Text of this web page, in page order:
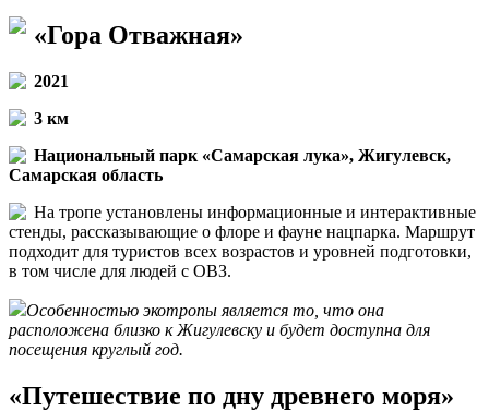
«Гора Отважная»
2021
3 км
Национальный парк «Самарская лука», Жигулевск,
Самарская область
На тропе установлены информационные и интерактивные
стенды, рассказывающие о флоре и фауне нацпарка. Маршрут
подходит для туристов всех возрастов и уровней подготовки,
в том числе для людей с ОВЗ.
Особенностью экотропы является то, что она
расположена близко к Жигулевску и будет доступна для
посещения круглый год.
«Путешествие по дну древнего моря»